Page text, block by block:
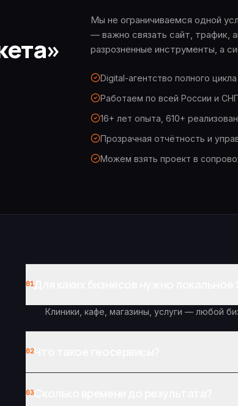
Мы не ограничиваемся одной
— важно связать сайт, трафик,
разрозненные инструменты, а
Digital-агентство полного
Работаем по всей России и СНГ
16+ лет опыта, 610+
Прозрачная отчётность и
Можем взять проект в
01Для каких бизнесов нужно локальное
Клиники, кафе, магазины, услуги — любой
02Что такое геосервисы?
03Сколько времени до результата?